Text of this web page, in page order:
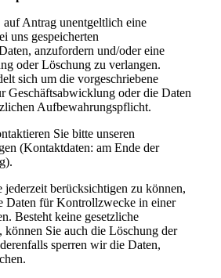
auf Antrag unentgeltlich eine
uns gespeicherten
anzufordern und/oder eine
oder Löschung zu verlangen.
sich um die vorgeschriebene
Geschäftsabwicklung oder die Daten
Aufbewahrungspflicht.
Sie bitte unseren
(Kontaktdaten: am Ende der
jederzeit berücksichtigen zu können,
Daten für Kontrollzwecke in einer
Besteht keine gesetzliche
Sie auch die Löschung der
sperren wir die Daten,